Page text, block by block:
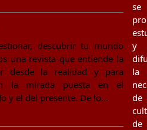
descubrir tu mundo
una revista que entiende la
desde la realidad y para
la mirada puesta en el
y el del presente. De lo…
se
y
la
de
de